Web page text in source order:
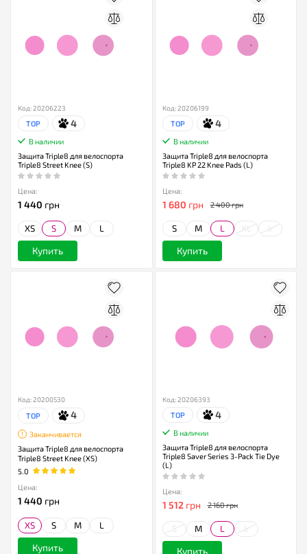
Код: 20206223
TOP 4
В наличии
Защита Triple8 для велоспорта
Triple8 Street Knee (S)
Цена:
1 440 грн
XS S M L
Купить
Код: 20206199
TOP 4
В наличии
Защита Triple8 для велоспорта
Triple8 KP 22 Knee Pads (L)
Цена:
1 680 грн 2 400 грн
S M L
Купить
Код: 20200530
TOP 4
Заканчивается
Защита Triple8 для велоспорта
Triple8 Street Knee (XS)
5.0
Цена:
1 440 грн
XS S M L
Купить
Код: 20206393
TOP 4
В наличии
Защита Triple8 для велоспорта
Triple8 Saver Series 3-Pack Tie Dye
(L)
Цена:
1 512грн 2 160 грн
M L
Купить